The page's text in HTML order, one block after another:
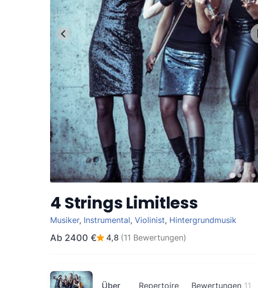
4 Strings Limitless
Musiker, Instrumental, Violinist, Hintergrundmusik
Ab 2400 € 4,8 (11 Bewertungen)
Über Repertoire Bewertungen 11